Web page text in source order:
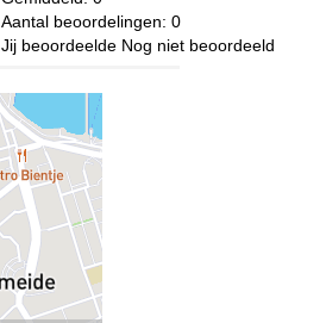
Aantal beoordelingen: 0
Jij beoordeelde Nog niet beoordeeld